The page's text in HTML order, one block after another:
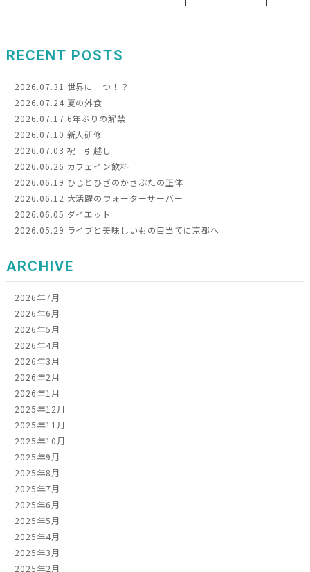
RECENT POSTS
2026.07.31 世界に一つ！？
2026.07.24 夏の外食
2026.07.17 6年ぶりの解禁
2026.07.10 新人研修
2026.07.03 祝 引越し
2026.06.26 カフェイン飲料
2026.06.19 ひじとひざのかさぶたの正体
2026.06.12 大活躍のウォーターサーバー
2026.06.05 ダイエット
2026.05.29 ライブと美味しいもの目当てに京都へ
ARCHIVE
2026年7月
2026年6月
2026年5月
2026年4月
2026年3月
2026年2月
2026年1月
2025年12月
2025年11月
2025年10月
2025年9月
2025年8月
2025年7月
2025年6月
2025年5月
2025年4月
2025年3月
2025年2月